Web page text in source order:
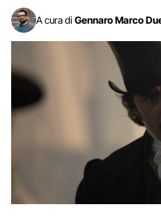
A cura di Gennaro Marco